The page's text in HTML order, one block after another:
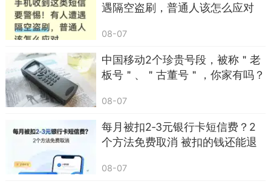
二、冒充执法工作人员的核查来电，利用恐惧
心理实施诱导
多年以来，这类来电始终稳居诈骗榜单前列，
如今骗子的手段更加完善，不仅有严肃的语气，还
遇隔空盗刷，普通人该怎么应对
08-07
中国移动2个珍贵号段，被称＂老
板号＂、＂古董号＂，你家有吗？
08-07
每月被扣2‑3元银行卡短信费？2
个方法免费取消 被扣的钱还能退
08-07